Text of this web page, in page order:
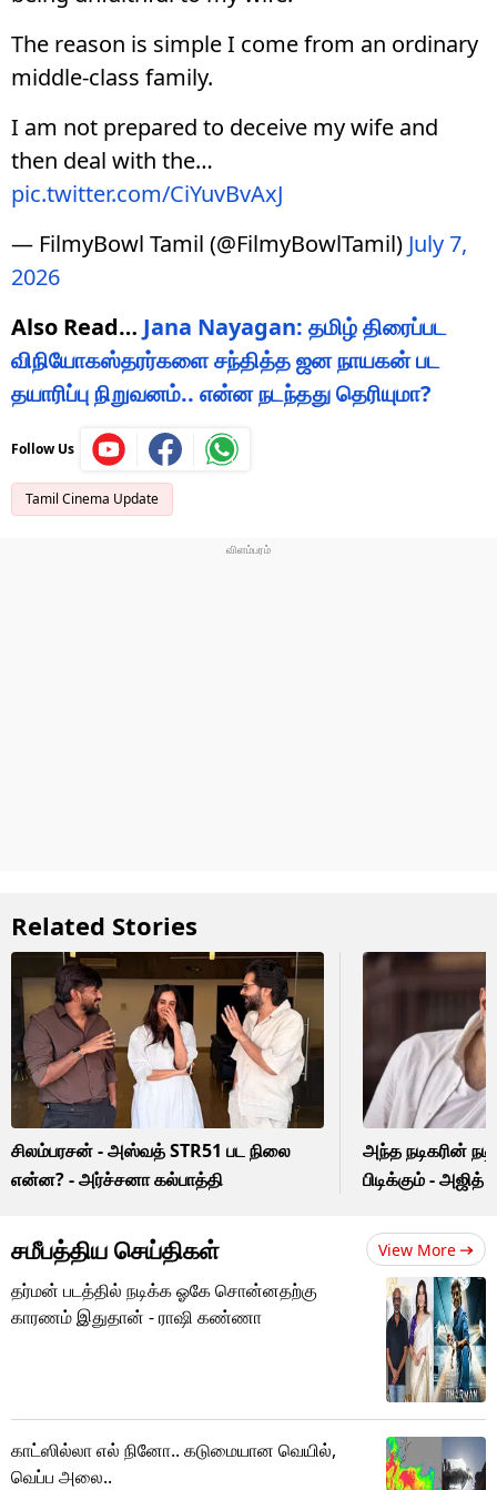
The reason is simple I come from an ordinary
middle-class family.
I am not prepared to deceive my wife and
then deal with the…
pic.twitter.com/CiYuvBvAxJ
— FilmyBowl Tamil (@FilmyBowlTamil) July 7,
2026
Also Read… Jana Nayagan: தமிழ் திரைப்பட
விநியோகஸ்தரர்களை சந்தித்த ஜன நாயகன் பட
தயாரிப்பு நிறுவனம்.. என்ன நடந்தது தெரியுமா?
Follow Us
Tamil Cinema Update
Related Stories
சிலம்பரசன் - அஸ்வத் STR51 பட நிலை
என்ன? - அர்ச்சனா கல்பாத்தி
அந்த நடிகரின்
பிடிக்கும் - அஜித்
சமீபத்திய செய்திகள் View More
தர்மன் படத்தில் நடிக்க ஓகே சொன்னதற்கு
காரணம் இதுதான் - ராஷி கண்ணா
காட்ஸில்லா எல் நினோ.. கடுமையான வெயில்,
வெப்ப அலை..